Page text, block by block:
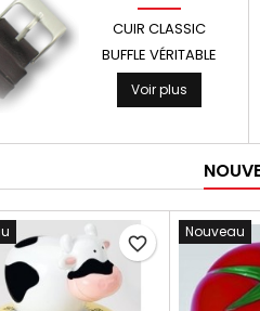
CUIR CLASSIC
BUFFLE VÉRITABLE
Voir plus
favorite_border
Nouveau
PILE CR-P2 6V LITHIUM PHOTO VARTA...
4,90 €